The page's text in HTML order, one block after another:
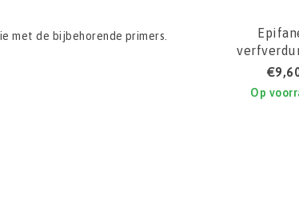
met de bijbehorende primers.
(kwast en
Op